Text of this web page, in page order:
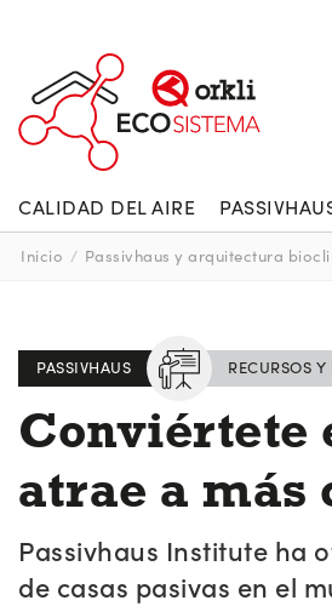
CALIDAD DEL AIRE
Inicio / Passivhaus y arquitectura
PASSIVHAUS RECURSOS
Conviértete
atrae a más
Passivhaus Institute ha
de casas pasivas en el